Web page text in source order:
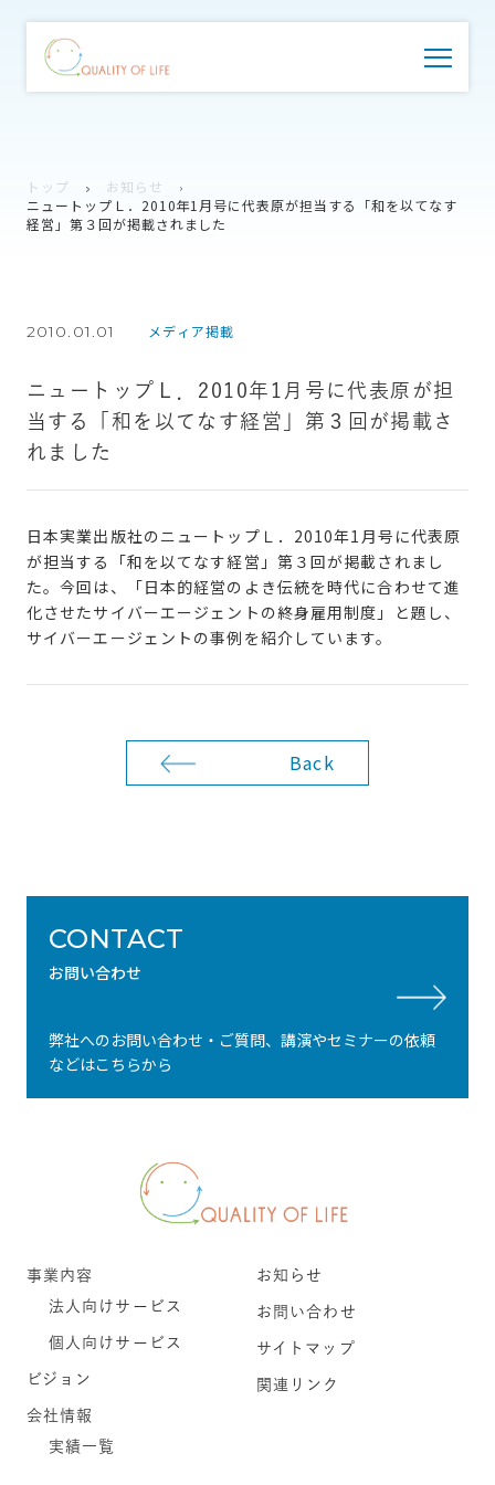
トップ
お知らせ
ニュートップＬ．2010年1月号に代表原が担当する「和を以てなす
経営」第３回が掲載されました
2010.01.01 メディア掲載
ニュートップＬ．2010年1月号に代表原が担
当する「和を以てなす経営」第３回が掲載さ
れました
日本実業出版社のニュートップＬ．2010年1月号に代表原
が担当する「和を以てなす経営」第３回が掲載されまし
た。今回は、「日本的経営のよき伝統を時代に合わせて進
化させたサイバーエージェントの終身雇用制度」と題し、
サイバーエージェントの事例を紹介しています。
Back
CONTACT
お問い合わせ
弊社へのお問い合わせ・ご質問、講演やセミナーの依頼
などはこちらから
事業内容
法人向けサービス
個人向けサービス
ビジョン
会社情報
実績一覧
お知らせ
お問い合わせ
サイトマップ
関連リンク